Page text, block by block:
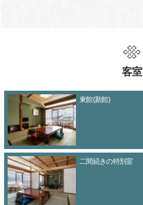
客室
東館(新館)
二間続きの特別室